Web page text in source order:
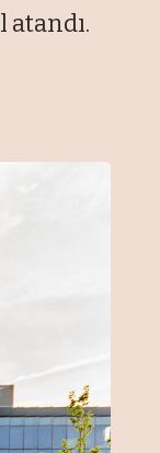
atandı.